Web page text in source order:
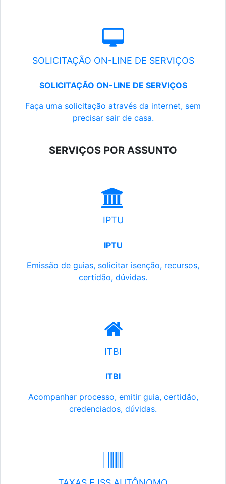
SOLICITAÇÃO ON-LINE DE SERVIÇOS
SOLICITAÇÃO ON-LINE DE SERVIÇOS
Faça uma solicitação através da internet, sem
precisar sair de casa.
SERVIÇOS POR ASSUNTO
IPTU
IPTU
Emissão de guias, solicitar isenção, recursos,
certidão, dúvidas.
ITBI
ITBI
Acompanhar processo, emitir guia, certidão,
credenciados, dúvidas.